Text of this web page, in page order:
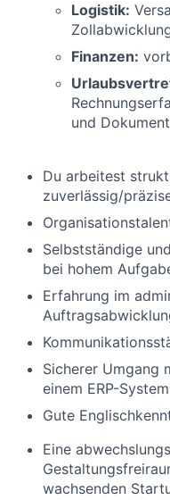
Logistik:
Finanzen:
und
Du arbeitest
zuverlässig/
Selbstständige
bei hohem
Erfahrung im
Sicherer Umgang
einem ERP-System
Gute
Eine
wachsenden